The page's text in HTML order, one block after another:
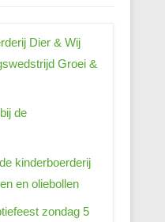
Dier & Wij
Groei &
de
kinderboerderij
en oliebollen
zondag 5